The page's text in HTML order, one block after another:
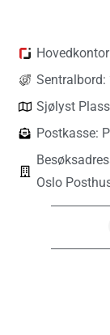
Sentralbord:
Sjølyst
Postkasse:
Oslo